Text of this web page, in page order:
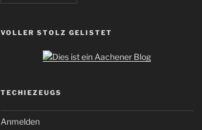
VOLLER STOLZ GELISTET
TECHIEZEUGS
Anmelden